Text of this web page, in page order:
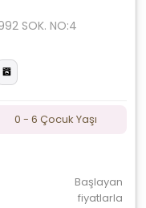
SOK. NO:4
0 - 6 Çocuk Yaşı
Başlayan
fiyatlarla